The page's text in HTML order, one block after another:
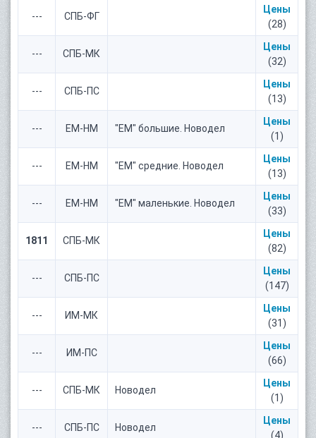
--- СПБ-ФГ
Цены
(28)
--- СПБ-МК
Цены
(32)
--- СПБ-ПС
Цены
(13)
--- ЕМ-НМ "ЕМ" большие. Новодел
Цены
(1)
--- ЕМ-НМ "ЕМ" средние. Новодел
Цены
(13)
--- ЕМ-НМ "ЕМ" маленькие. Новодел
Цены
(33)
1811 СПБ-МК
Цены
(82)
--- СПБ-ПС
Цены
(147)
--- ИМ-МК
Цены
(31)
--- ИМ-ПС
Цены
(66)
--- СПБ-МК Новодел
Цены
(1)
--- СПБ-ПС Новодел
Цены
(4)